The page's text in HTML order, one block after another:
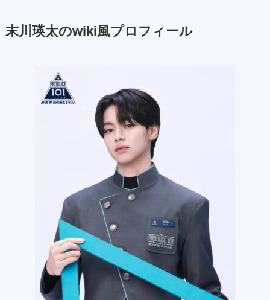
末川瑛太のwiki風プロフィール